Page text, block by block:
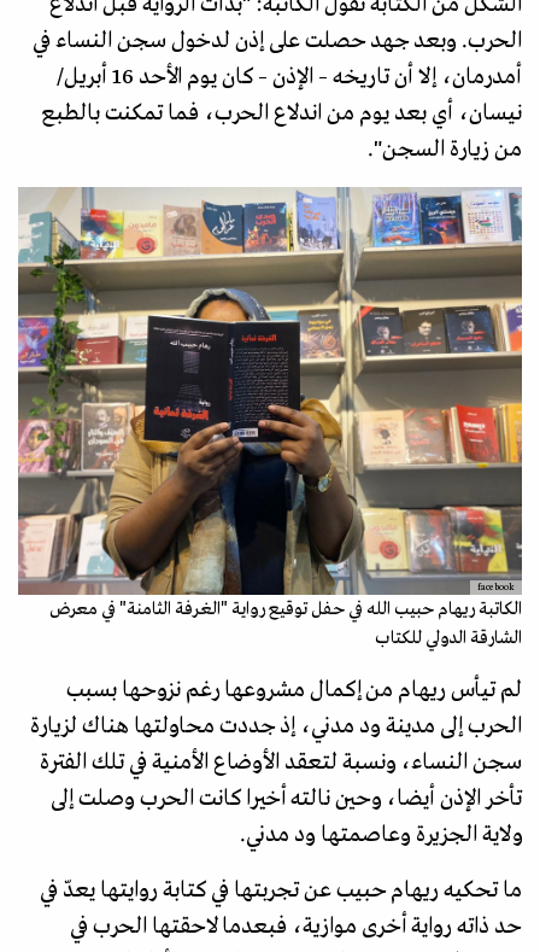
الحرب. وبعد جهد حصلت على إذن لدخول سجن النساء في
أمدرمان، إلا أن تاريخه – الإذن – كان يوم الأحد 16 أبريل/
نيسان، أي بعد يوم من اندلاع الحرب، فما تمكنت بالطبع
من زيارة السجن".
facebook
الكاتبة ريهام حبيب الله في حفل توقيع رواية "الغرفة الثامنة" في معرض
الشارقة الدولي للكتاب
لم تيأس ريهام من إكمال مشروعها رغم نزوحها بسبب
الحرب إلى مدينة ود مدني، إذ جددت محاولتها هناك لزيارة
سجن النساء، ونسبة لتعقد الأوضاع الأمنية في تلك الفترة
تأخر الإذن أيضا، وحين نالته أخيرا كانت الحرب وصلت إلى
ولاية الجزيرة وعاصمتها ود مدني.
ما تحكيه ريهام حبيب عن تجربتها في كتابة روايتها يعدّ في
حد ذاته رواية أخرى موازية، فبعدما لاحقتها الحرب في